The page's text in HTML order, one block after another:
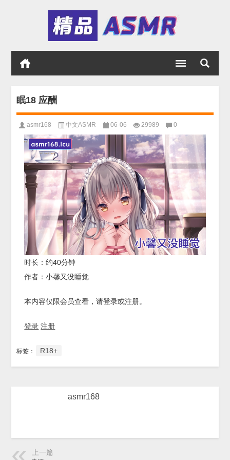
眠18 应酬
asmr168 中文ASMR 06-06 29989 0
时长：约40分钟
作者：小馨又没睡觉
本内容仅限会员查看，请登录或注册。
登录 注册
标签： R18+
asmr168
上一篇